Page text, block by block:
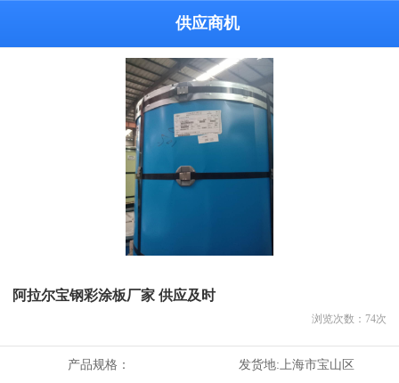
供应商机
阿拉尔宝钢彩涂板厂家 供应及时
浏览次数： 74次
产品规格： 发货地:上海市宝山区